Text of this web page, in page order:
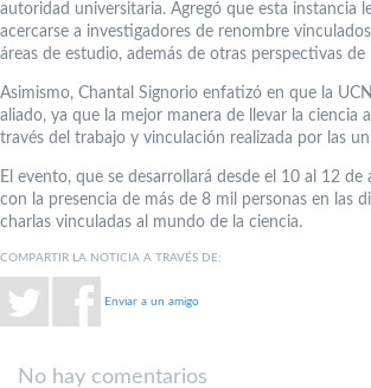
autoridad universitaria. Agregó que esta instancia
acercarse a investigadores de renombre
áreas de estudio, además de otras perspectivas de
Asimismo, Chantal Signorio enfatizó en que la
aliado, ya que la mejor manera de llevar la ciencia
través del trabajo y vinculación realizada por las
El evento, que se desarrollará desde el 10 al 12 de
con la presencia de más de 8 mil personas en las
charlas vinculadas al mundo de la ciencia.
COMPARTIR LA NOTICIA A TRAVÉS DE:
Enviar a un amigo
No hay comentarios